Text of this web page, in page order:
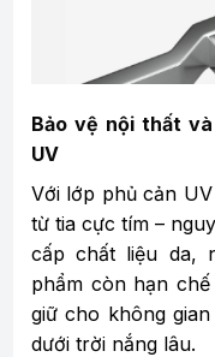
Bảo vệ nội thất
UV
Với lớp phủ cản
từ tia cực tím –
cấp chất liệu da,
phẩm còn hạn
giữ cho không
dưới trời nắng lâu.